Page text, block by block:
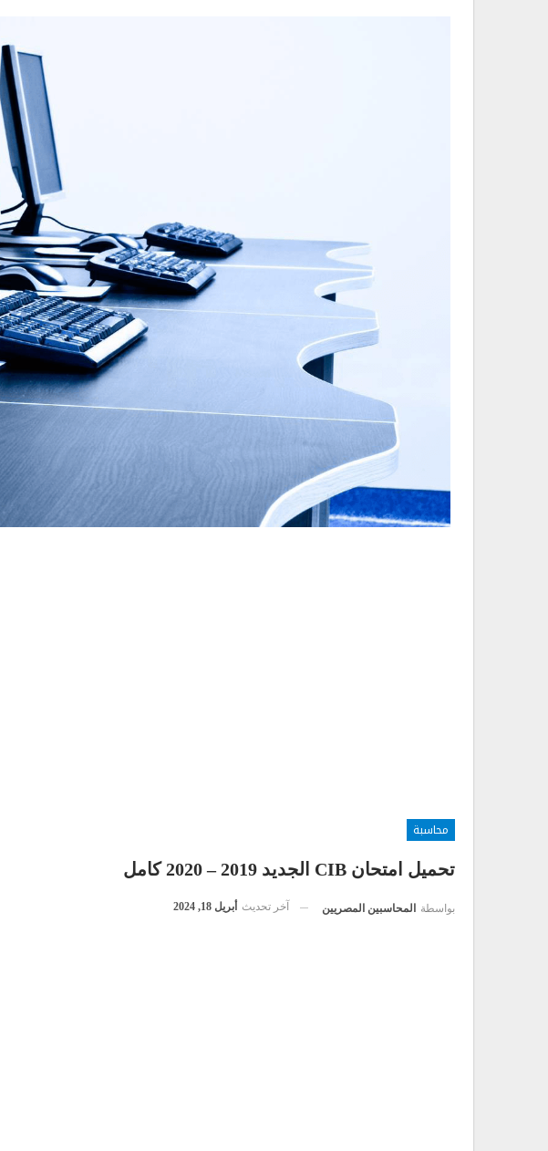
محاسبة
تحميل امتحان CIB الجديد 2019 – 2020 كامل
بواسطة المحاسبين المصريين آخر تحديث أبريل 18, 2024